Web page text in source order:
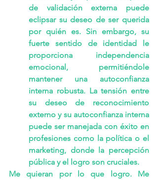
de validación externa puede
eclipsar su deseo de ser querida
por quién es. Sin embargo, su
fuerte sentido de identidad le
proporciona independencia
emocional, permitiéndole
mantener una autoconfianza
interna robusta. La tensión entre
su deseo de reconocimiento
externo y su autoconfianza interna
puede ser manejada con éxito en
profesiones como la política o el
marketing, donde la percepción
pública y el logro son cruciales.
Me quieran por lo que logro. Me